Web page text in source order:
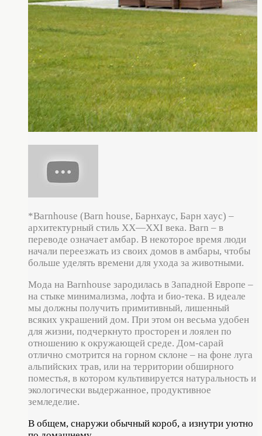
*Barnhouse (Barn house, Барнхаус, Барн хаус) –
архитектурный стиль XX—XXI века. Barn – в
переводе означает амбар. В некоторое время люди
начали переезжать из своих домов в амбары, чтобы
больше уделять времени для ухода за животными.
Мода на Barnhouse зародилась в Западной Европе –
на стыке минимализма, лофта и био-тека. В идеале
мы должны получить примитивный, лишенный
всяких украшений дом. При этом он весьма удобен
для жизни, подчеркнуто просторен и лоялен по
отношению к окружающей среде. Дом-сарай
отлично смотрится на горном склоне – на фоне луга
альпийских трав, или на территории обширного
поместья, в котором культивируется натуральность и
экологически выдержанное, продуктивное
земледелие.
В общем, снаружи обычный короб, а изнутри уютно